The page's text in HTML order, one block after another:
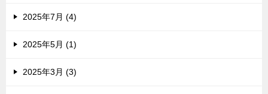
2025年7月 (4)
2025年5月 (1)
2025年3月 (3)